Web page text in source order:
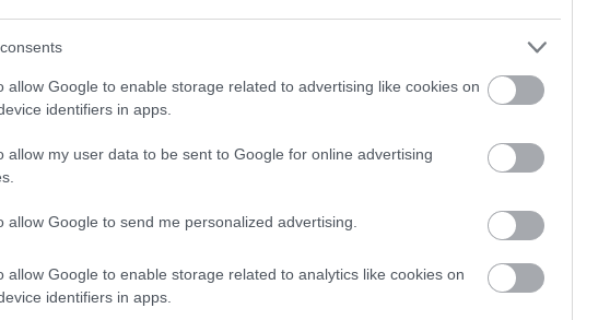
allow Google to enable storage related to advertising like cookies on
identifiers in apps.
allow my user data to be sent to Google for online advertising
allow Google to send me personalized advertising.
allow Google to enable storage related to analytics like cookies on
identifiers in apps.